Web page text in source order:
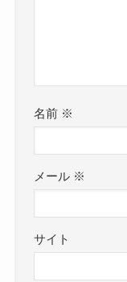
名前 ※
メール ※
サイト